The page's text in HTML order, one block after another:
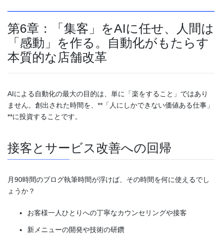
第6章：「集客」をAIに任せ、人間は
「感動」を作る。自動化がもたらす
本質的な店舗改革
AIによる自動化の最大の目的は、単に「楽をすること」ではあり
ません。創出された時間を、**「人にしかできない価値ある仕事」
**に投資することです。
接客とサービス改善への回帰
月90時間のブログ執筆時間が浮けば、その時間を何に使えるでし
ょうか？
お客様一人ひとりへの丁寧なカウンセリングや接客
新メニューの開発や技術の研鑽